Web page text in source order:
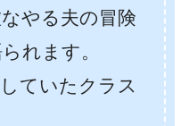
やる夫の冒険
れます。
ていたクラス